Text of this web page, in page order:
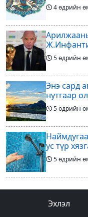
4 өдрийн
5 өдрийн
Энэ сард
нутгаар
байна
5 өдрийн
ус түр
5 өдрийн
Үс шинээр
Эхлэл